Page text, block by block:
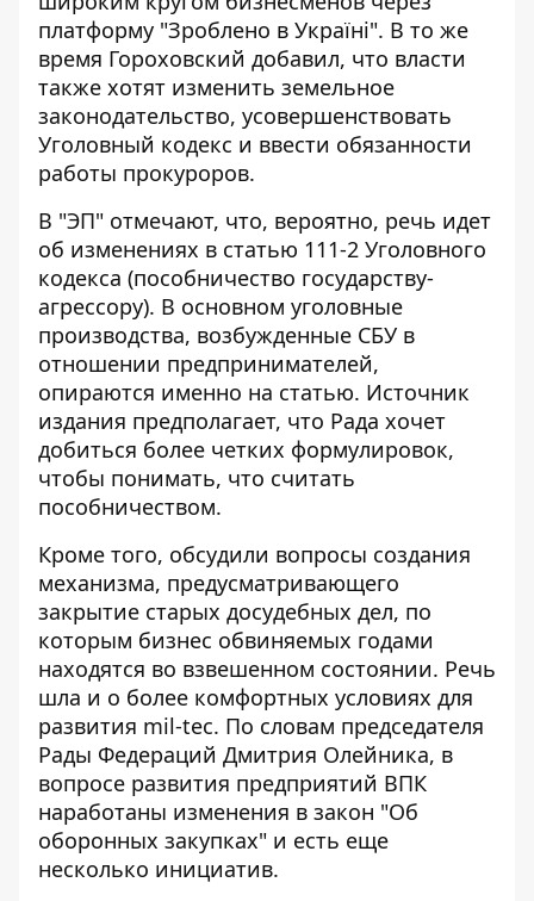
платформу "Зроблено в Україні". В то же
время Гороховский добавил, что власти
также хотят изменить земельное
законодательство, усовершенствовать
Уголовный кодекс и ввести обязанности
работы прокуроров.
В "ЭП" отмечают, что, вероятно, речь идет
об изменениях в статью 111-2 Уголовного
кодекса (пособничество государству-
агрессору). В основном уголовные
производства, возбужденные СБУ в
отношении предпринимателей,
опираются именно на статью. Источник
издания предполагает, что Рада хочет
добиться более четких формулировок,
чтобы понимать, что считать
пособничеством.
Кроме того, обсудили вопросы создания
механизма, предусматривающего
закрытие старых досудебных дел, по
которым бизнес обвиняемых годами
находятся во взвешенном состоянии. Речь
шла и о более комфортных условиях для
развития mil-tec. По словам председателя
Рады Федераций Дмитрия Олейника, в
вопросе развития предприятий ВПК
наработаны изменения в закон "Об
оборонных закупках" и есть еще
несколько инициатив.